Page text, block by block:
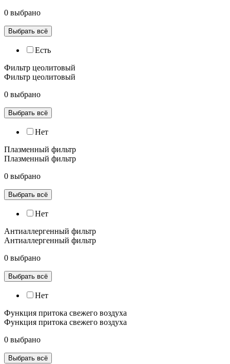
0 выбрано
Выбрать всё
Есть
Фильтр цеолитовый
Фильтр цеолитовый
0 выбрано
Выбрать всё
Нет
Плазменный фильтр
Плазменный фильтр
0 выбрано
Выбрать всё
Нет
Антиаллергенный фильтр
Антиаллергенный фильтр
0 выбрано
Выбрать всё
Нет
Функция притока свежего воздуха
Функция притока свежего воздуха
0 выбрано
Выбрать всё